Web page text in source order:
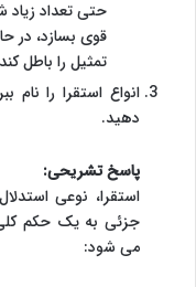
حتی تعداد
قوی بسازد، در
تمثیل را باطل
انواع استقرا را
دهید.
پاسخ تشریحی:
استقرا، نوعی
جزئی به یک حکم
می شود: